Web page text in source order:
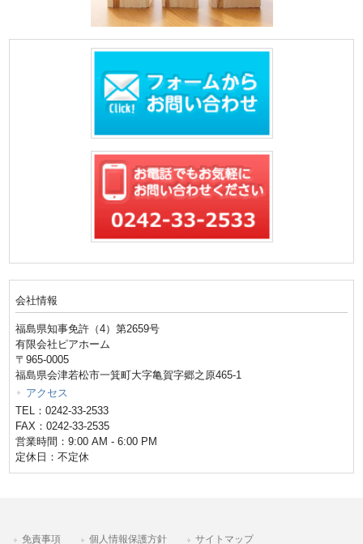
会社情報
福島県知事免許（4）第2659号
有限会社ピアホーム
〒965-0005
福島県会津若松市一箕町大字亀賀字郷之原465-1
アクセス
TEL：0242-33-2533
FAX：0242-33-2535
営業時間：9:00 AM - 6:00 PM
定休日：不定休
免責事項 個人情報保護方針 サイトマップ